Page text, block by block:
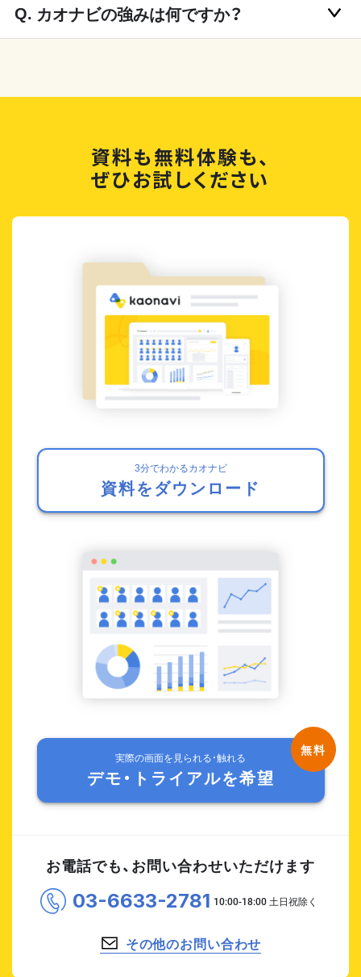
カオナビの強みは何ですか？
資料も無料体験も、
ぜひお試しください
3分でわかるカオナビ
資料をダウンロード
実際の画面を見られる・触れる
デモ・トライアルを希望
お電話でも、お問い合わせいただけます
03-6633-2781
その他のお問い合わせ